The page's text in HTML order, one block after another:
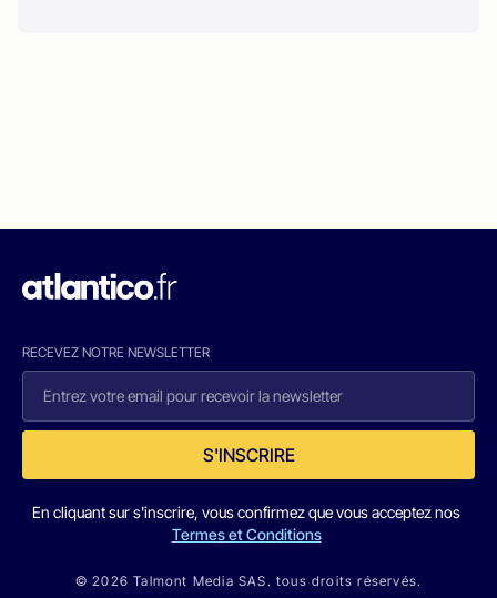
RECEVEZ NOTRE NEWSLETTER
S'INSCRIRE
En cliquant sur s'inscrire, vous confirmez que vous acceptez nos
Termes et Conditions
© 2026 Talmont Media SAS. tous droits réservés.